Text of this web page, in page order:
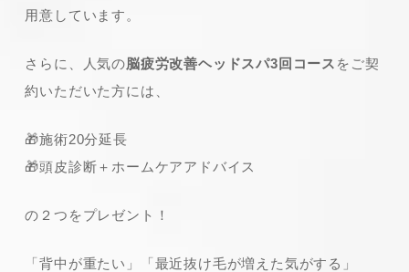
用意しています。
さらに、人気の脳疲労改善ヘッドスパ3回コース をご契
約いただいた方には、
🎁施術20分延長
🎁頭皮診断＋ホームケアアドバイス
の２つをプレゼント！
「背中が重たい」「最近抜け毛が増えた気がする」